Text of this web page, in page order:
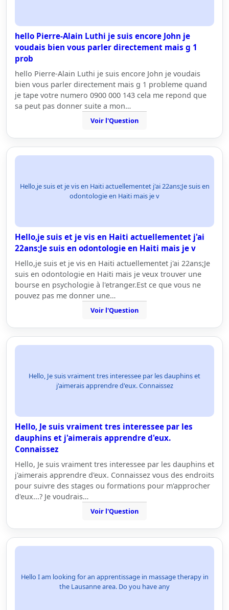
hello Pierre-Alain Luthi je suis encore John je
voudais bien vous parler directement mais g 1
prob
hello Pierre-Alain Luthi je suis encore John je voudais
bien vous parler directement mais g 1 probleme quand
je tape votre numero 0900 000 143 cela me repond que
sa peut pas donner suite a mon…
Voir l'Question
Hello,je suis et je vis en Haiti actuellementet j'ai 22ans;Je suis en
odontologie en Haiti mais je v
Hello,je suis et je vis en Haiti actuellementet j'ai
22ans;Je suis en odontologie en Haiti mais je v
Hello,je suis et je vis en Haiti actuellementet j'ai 22ans;Je
suis en odontologie en Haiti mais je veux trouver une
bourse en psychologie à l'etranger.Est ce que vous ne
pouvez pas me donner une…
Voir l'Question
Hello, Je suis vraiment tres interessee par les dauphins et
j'aimerais apprendre d'eux. Connaissez
Hello, Je suis vraiment tres interessee par les
dauphins et j'aimerais apprendre d'eux.
Connaissez
Hello, Je suis vraiment tres interessee par les dauphins et
j'aimerais apprendre d'eux. Connaissez vous des endroits
pour suivre des stages ou formations pour m'approcher
d'eux...? Je voudrais…
Voir l'Question
Hello I am looking for an apprentissage in massage therapy in
the Lausanne area. Do you have any